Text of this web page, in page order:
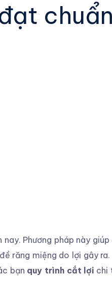
Phương pháp này
răng miệng do lợi gây
bạn quy trình cắt lợi chi